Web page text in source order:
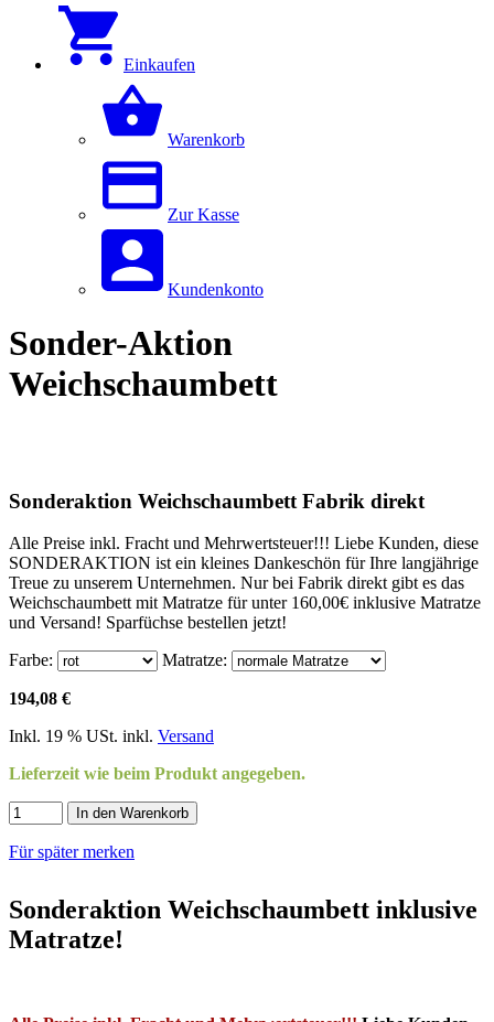
Einkaufen
Warenkorb
Zur Kasse
Kundenkonto
Sonder-Aktion
Weichschaumbett
Sonderaktion Weichschaumbett Fabrik direkt
Alle Preise inkl. Fracht und Mehrwertsteuer!!! Liebe Kunden, diese
SONDERAKTION ist ein kleines Dankeschön für Ihre langjährige
Treue zu unserem Unternehmen. Nur bei Fabrik direkt gibt es das
Weichschaumbett mit Matratze für unter 160,00€ inklusive Matratze
und Versand! Sparfüchse bestellen jetzt!
Farbe:
Matratze:
194,08 €
Inkl. 19 % USt. inkl. Versand
Lieferzeit wie beim Produkt angegeben.
In den Warenkorb
Für später merken
Sonderaktion Weichschaumbett inklusive
Matratze!